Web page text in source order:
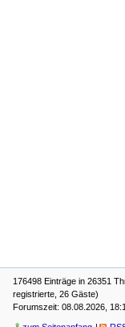
176498 Einträge in 26351
registrierte, 26 Gäste)
Forumszeit: 08.08.2026,